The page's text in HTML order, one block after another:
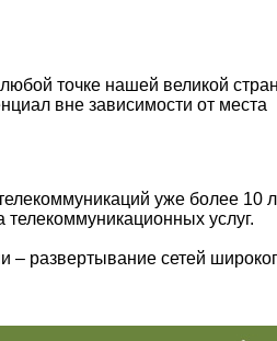
точке нашей великой
вне зависимости от места
уже более 10
услуг.
развертывание сетей